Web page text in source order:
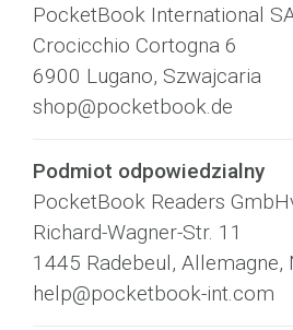
PocketBook International
Crocicchio Cortogna 6
6900 Lugano, Szwajcaria
shop@pocketbook.de
Podmiot odpowiedzialny
PocketBook Readers
Richard-Wagner-Str. 11
1445 Radebeul, Allemagne,
help@pocketbook-int.com